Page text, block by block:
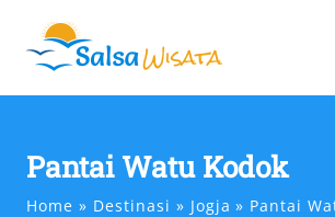
content
Pantai Watu Kodok
Home Destinasi Jogja Pantai